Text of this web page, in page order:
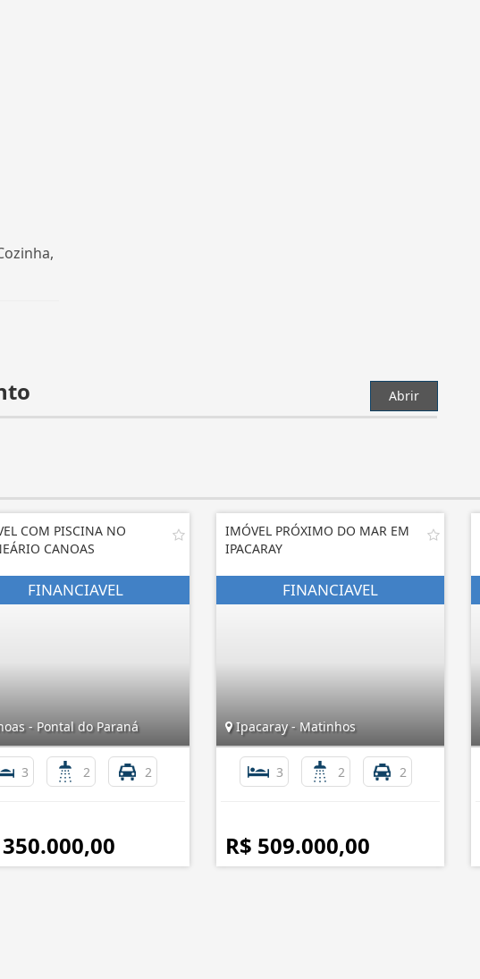
Abrir
COM PISCINA NO
CANOAS
- Pontal do Paraná
3 2 2
350.000,00
IMÓVEL PRÓXIMO DO MAR EM
IPACARAY
Ipacaray - Matinhos
3 2 2
R$ 509.000,00